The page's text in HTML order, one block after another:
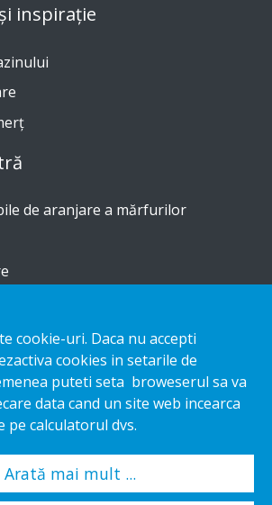
inspirație
de aranjare a mărfurilor
confidențialitatea
cookie-uri. Daca nu accepti
cookies in setarile de
puteti seta broweserul sa va
data cand un site web incearca
pe calculatorul dvs.
Arată mai mult ...